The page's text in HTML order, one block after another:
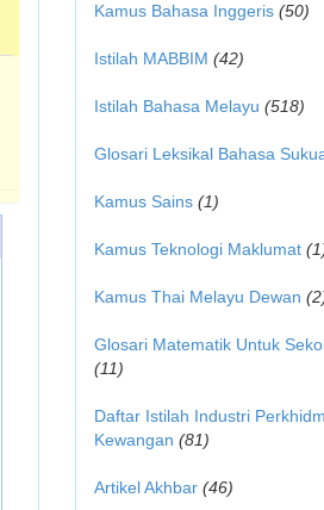
Kamus Bahasa Inggeris (50)
Istilah MABBIM (42)
Istilah Bahasa Melayu (518)
Glosari Leksikal Bahasa
Kamus Sains (1)
Kamus Teknologi Maklumat
Kamus Thai Melayu Dewan
Glosari Matematik Untuk
(11)
Daftar Istilah Industri
Kewangan (81)
Artikel Akhbar (46)